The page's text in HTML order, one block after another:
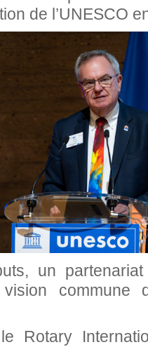
de l’UNESCO
un partenariat
commune
Rotary